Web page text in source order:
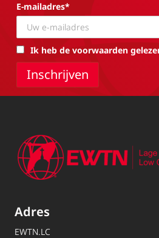
E-mailadres*
Ik heb de voorwaarden
Adres
EWTN.LC